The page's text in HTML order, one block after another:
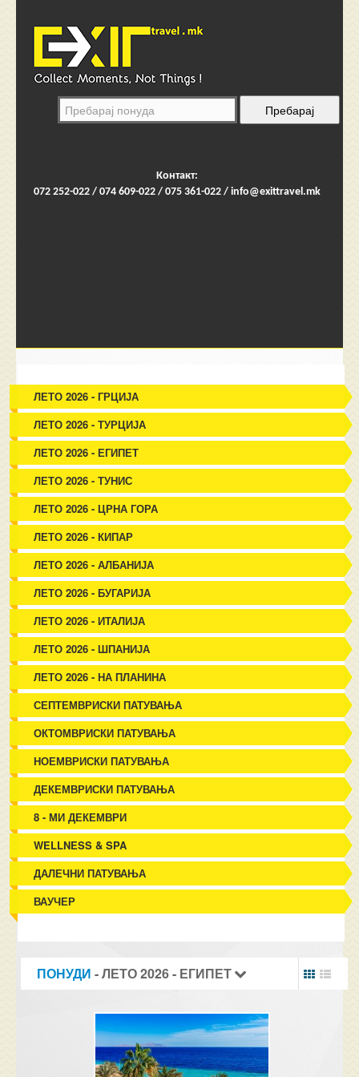
Контакт:
072 252-022 / 074 609-022 / 075 361-022 / info@exittravel.mk
ЛЕТО 2026 - ГРЦИЈА
ЛЕТО 2026 - ТУРЦИЈА
ЛЕТО 2026 - ЕГИПЕТ
ЛЕТО 2026 - ТУНИС
ЛЕТО 2026 - ЦРНА ГОРА
ЛЕТО 2026 - КИПАР
ЛЕТО 2026 - АЛБАНИЈА
ЛЕТО 2026 - БУГАРИЈА
ЛЕТО 2026 - ИТАЛИЈА
ЛЕТО 2026 - ШПАНИЈА
ЛЕТО 2026 - НА ПЛАНИНА
СЕПТЕМВРИСКИ ПАТУВАЊА
ОКТОМВРИСКИ ПАТУВАЊА
НОЕМВРИСКИ ПАТУВАЊА
ДЕКЕМВРИСКИ ПАТУВАЊА
8 - МИ ДЕКЕМВРИ
WELLNESS & SPA
ДАЛЕЧНИ ПАТУВАЊА
ВАУЧЕР
ПОНУДИ - ЛЕТО 2026 - ЕГИПЕТ